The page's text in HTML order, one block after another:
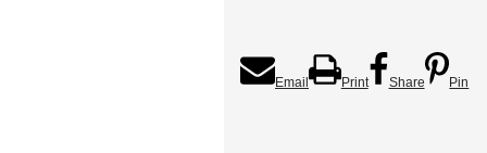
Email Print Share Pin